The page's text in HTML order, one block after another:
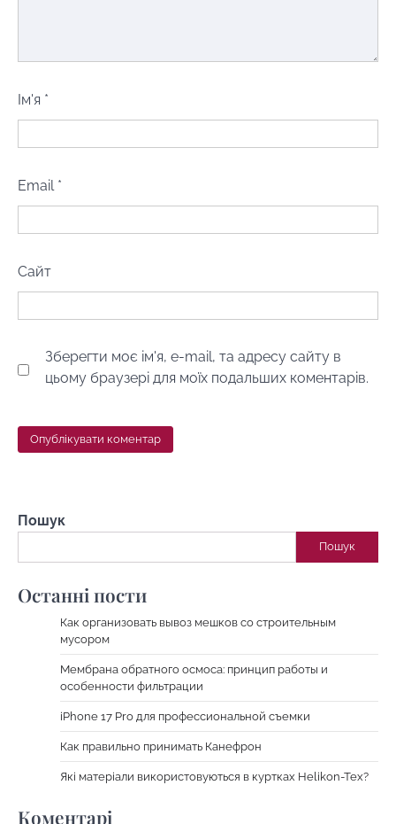
Ім'я *
Email *
Сайт
Зберегти моє ім'я, e-mail, та адресу сайту в
цьому браузері для моїх подальших коментарів.
Пошук
Пошук
Останні пости
Как организовать вывоз мешков со строительным
мусором
Мембрана обратного осмоса: принцип работы и
особенности фильтрации
iPhone 17 Pro для профессиональной съемки
Как правильно принимать Канефрон
Які матеріали використовуються в куртках Helikon-Tex?
Коментарі